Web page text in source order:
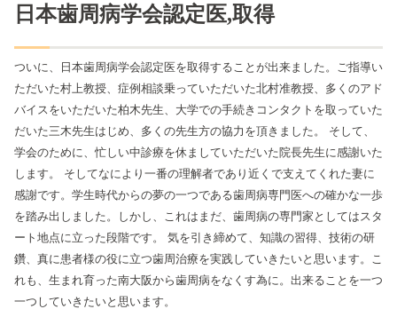
日本歯周病学会認定医,取得
ついに、日本歯周病学会認定医を取得することが出来ました。ご指導い
ただいた村上教授、症例相談乗っていただいた北村准教授、多くのアド
バイスをいただいた柏木先生、大学での手続きコンタクトを取っていた
だいた三木先生はじめ、多くの先生方の協力を頂きました。
そして、
学会のために、忙しい中診療を休ましていただいた院長先生に感謝いた
します。
そしてなにより一番の理解者であり近くで支えてくれた妻に
感謝です。学生時代からの夢の一つである歯周病専門医への確かな一歩
を踏み出しました。しかし、これはまだ、歯周病の専門家としてはスタ
ート地点に立った段階です。
気を引き締めて、知識の習得、技術の研
鑽、真に患者様の役に立つ歯周治療を実践していきたいと思います。こ
れも、生まれ育った南大阪から歯周病をなくす為に。出来ることを一つ
一つしていきたいと思います。